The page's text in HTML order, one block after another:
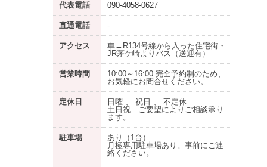
代表電話 090-4058-0627
直通電話 -
アクセス
車→R134号線から入った住宅街・
JR茅ケ崎よりバス（送迎有）
営業時間
10:00～16:00 完全予約制のため、
お気軽にお問合せください。
定休日
日曜 、 祝日 、 不定休
土日祝 ご要望によりご相談承り
ます。
駐車場 あり
（1台）
月極専用駐車場あり。事前にご連
絡ください。